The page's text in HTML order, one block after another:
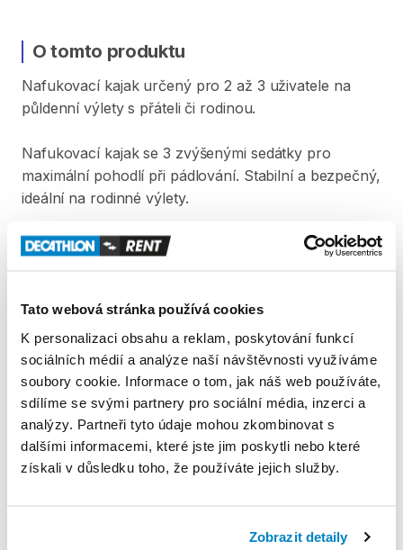
Tato webová stránka používá cookies
K personalizaci obsahu a reklam, poskytování funkcí
sociálních médií a analýze naší návštěvnosti využíváme
soubory cookie. Informace o tom, jak náš web používáte,
sdílíme se svými partnery pro sociální média, inzerci a
analýzy. Partneři tyto údaje mohou zkombinovat s
dalšími informacemi, které jste jim poskytli nebo které
získali v důsledku toho, že používáte jejich služby.
Zobrazit detaily
O tomto produktu
Nafukovací kajak určený pro 2 až 3 uživatele na
půldenní výlety s přáteli či rodinou.
Nafukovací kajak se 3 zvýšenými sedátky pro
maximální pohodlí při pádlování. Stabilní a bezpečný​​,​
ideální na rodinné výlety.
V ceně výpůjčky kajaku
dvě
výbava není součastí přepravního obalu.
Produkt v obchodě
Pravidla Decathlon Rent
PODMÍNKY